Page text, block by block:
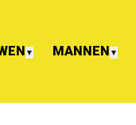
▼ MANNEN ▼